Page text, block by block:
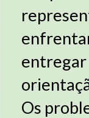
entregar
Os